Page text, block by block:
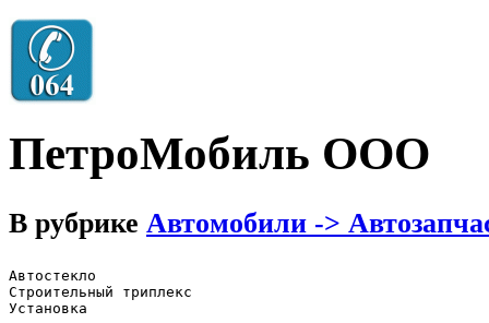
ПетроМобиль ООО
В рубрике Автомобили ->
Автостекло
Строительный триплекс
Установка